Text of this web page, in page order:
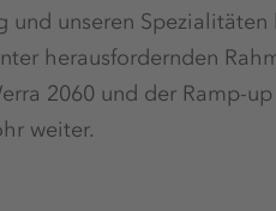
unseren
herausfordernden
2060 und der Ramp-
weiter.